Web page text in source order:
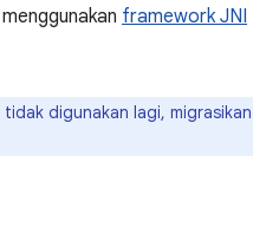
framework JNI
digunakan lagi, migrasikan